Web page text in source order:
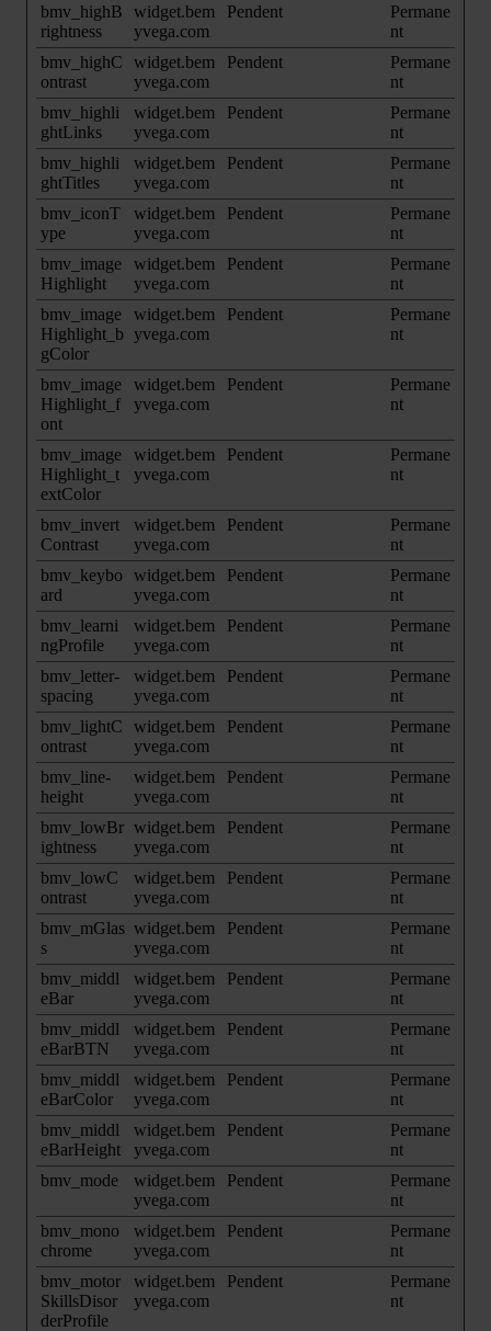
bmv_highB
rightness
widget.bem
yvega.com
Pendent
Permane
nt
bmv_highC
ontrast
widget.bem
yvega.com
Pendent
Permane
nt
bmv_highli
ghtLinks
widget.bem
yvega.com
Pendent
Permane
nt
bmv_highli
ghtTitles
widget.bem
yvega.com
Pendent
Permane
nt
bmv_iconT
ype
widget.bem
yvega.com
Pendent
Permane
nt
bmv_image
Highlight
widget.bem
yvega.com
Pendent
Permane
nt
bmv_image
Highlight_b
gColor
widget.bem
yvega.com
Pendent
Permane
nt
bmv_image
Highlight_f
ont
widget.bem
yvega.com
Pendent
Permane
nt
bmv_image
Highlight_t
extColor
widget.bem
yvega.com
Pendent
Permane
nt
bmv_invert
Contrast
widget.bem
yvega.com
Pendent
Permane
nt
bmv_keybo
ard
widget.bem
yvega.com
Pendent
Permane
nt
bmv_learni
ngProfile
widget.bem
yvega.com
Pendent
Permane
nt
bmv_letter-
spacing
widget.bem
yvega.com
Pendent
Permane
nt
bmv_lightC
ontrast
widget.bem
yvega.com
Pendent
Permane
nt
bmv_line-
height
widget.bem
yvega.com
Pendent
Permane
nt
bmv_lowBr
ightness
widget.bem
yvega.com
Pendent
Permane
nt
bmv_lowC
ontrast
widget.bem
yvega.com
Pendent
Permane
nt
bmv_mGlas
s
widget.bem
yvega.com
Pendent
Permane
nt
bmv_middl
eBar
widget.bem
yvega.com
Pendent
Permane
nt
bmv_middl
eBarBTN
widget.bem
yvega.com
Pendent
Permane
nt
bmv_middl
eBarColor
widget.bem
yvega.com
Pendent
Permane
nt
bmv_middl
eBarHeight
widget.bem
yvega.com
Pendent
Permane
nt
bmv_mode
widget.bem
yvega.com
Pendent
Permane
nt
bmv_mono
chrome
widget.bem
yvega.com
Pendent
Permane
nt
bmv_motor
SkillsDisor
derProfile
widget.bem
yvega.com
Pendent
Permane
nt